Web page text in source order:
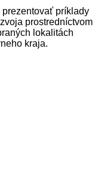
príklady
prostredníctvom
lokalitách
kraja.